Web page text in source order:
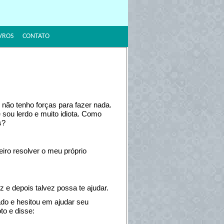
CONTATO
tenho forças para fazer nada.
lerdo e muito idiota. Como
resolver o meu próprio
e depois talvez possa te ajudar.
e hesitou em ajudar seu
e disse: